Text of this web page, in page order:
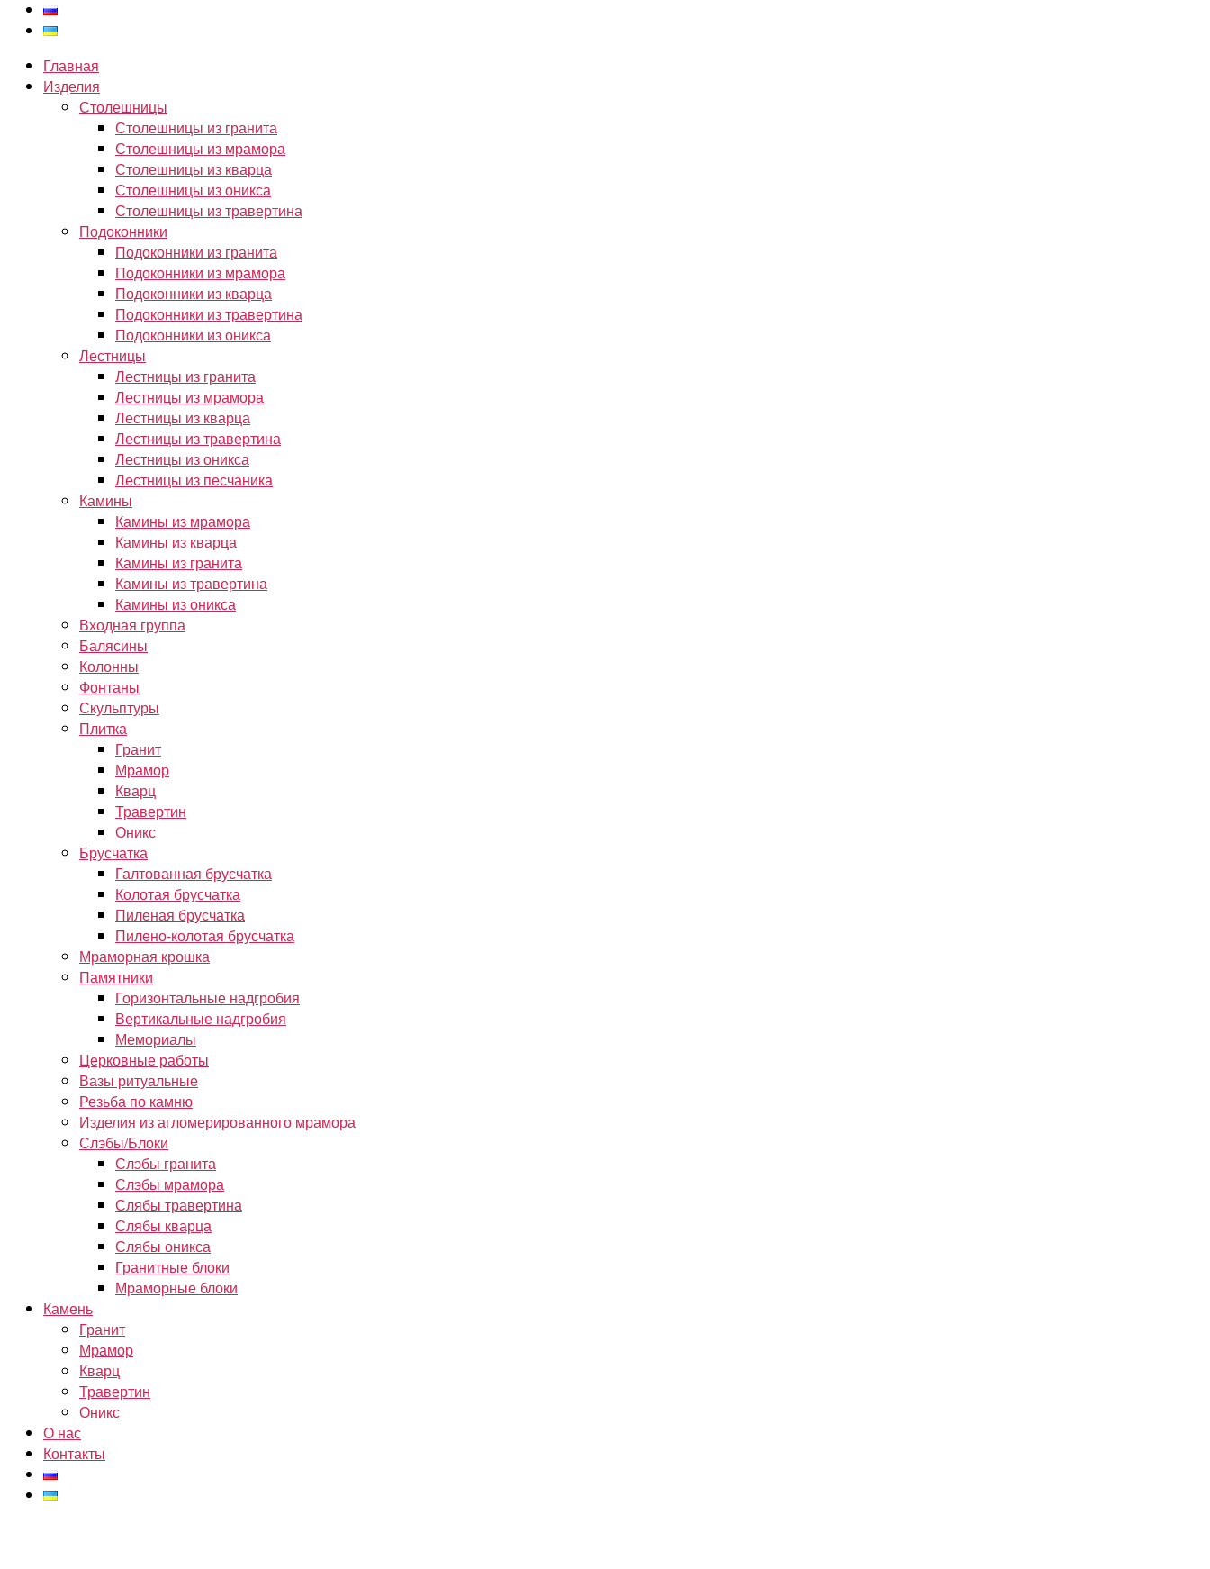
Главная
Изделия
Столешницы
Столешницы из гранита
Столешницы из мрамора
Столешницы из кварца
Столешницы из оникса
Столешницы из травертина
Подоконники
Подоконники из гранита
Подоконники из мрамора
Подоконники из кварца
Подоконники из травертина
Подоконники из оникса
Лестницы
Лестницы из гранита
Лестницы из мрамора
Лестницы из кварца
Лестницы из травертина
Лестницы из оникса
Лестницы из песчаника
Камины
Камины из мрамора
Камины из кварца
Камины из гранита
Камины из травертина
Камины из оникса
Входная группа
Балясины
Колонны
Фонтаны
Скульптуры
Плитка
Гранит
Мрамор
Кварц
Травертин
Оникс
Брусчатка
Галтованная брусчатка
Колотая брусчатка
Пиленая брусчатка
Пилено-колотая брусчатка
Мраморная крошка
Памятники
Горизонтальные надгробия
Вертикальные надгробия
Мемориалы
Церковные работы
Вазы ритуальные
Резьба по камню
Изделия из агломерированного мрамора
Слэбы/Блоки
Слэбы гранита
Слэбы мрамора
Слябы травертина
Слябы кварца
Слябы оникса
Гранитные блоки
Мраморные блоки
Камень
Гранит
Мрамор
Кварц
Травертин
Оникс
О нас
Контакты